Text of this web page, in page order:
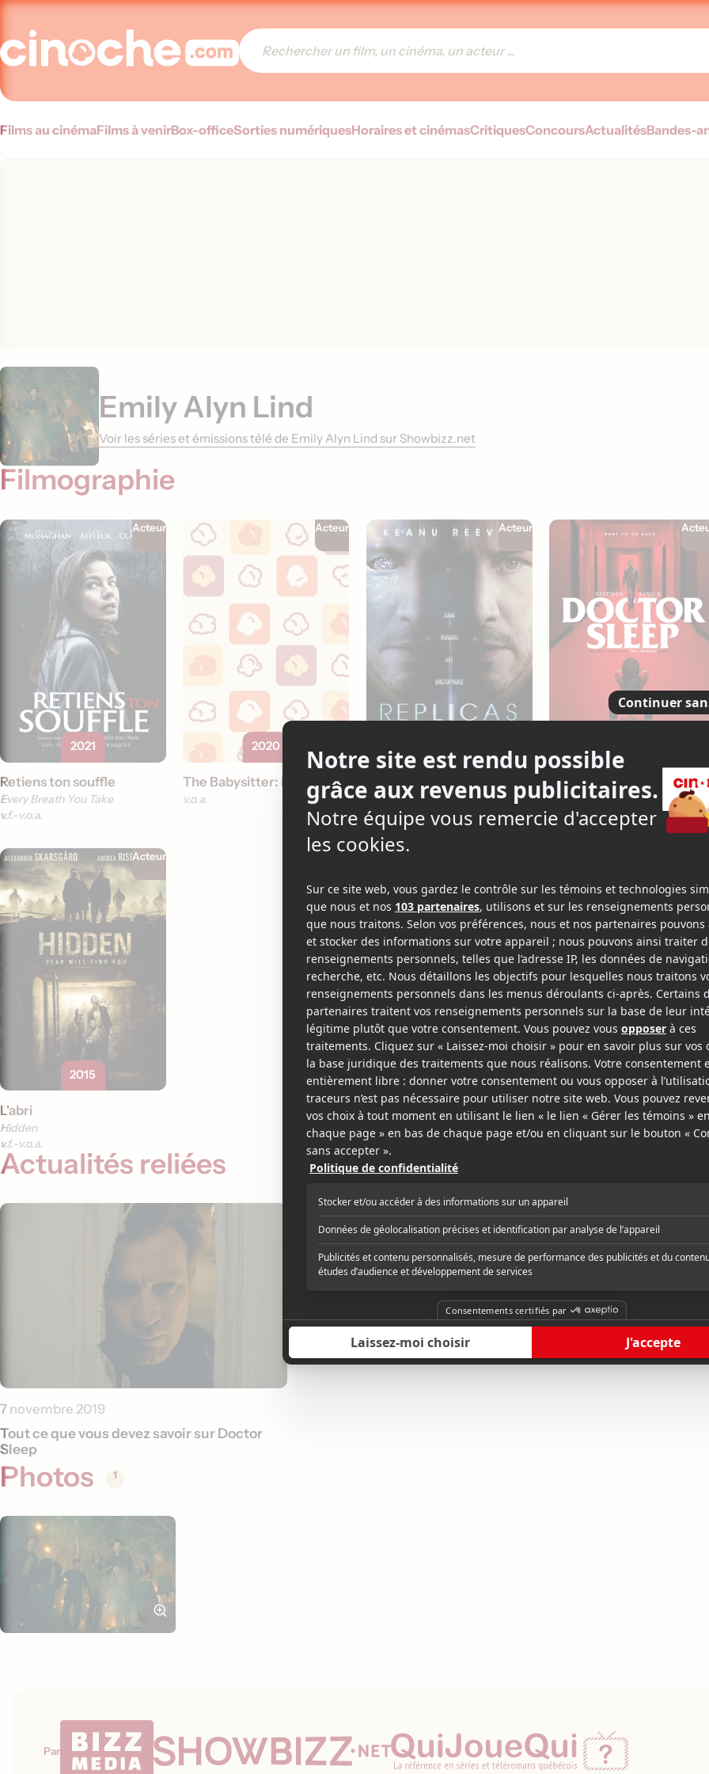
Films au cinémaFilms à venirBox-officeSorties numériquesHoraires et cinémasCritiquesConcoursActualitésBandes-
Emily Alyn Lind
Voir les séries et émissions télé de Emily Alyn Lind sur Showbizz.net
Filmographie
Acteur
2021
Retiens ton souffle
Every Breath You Take
v.f. v.o.a.
Acteur
2020
The Babysitter: Killer Queen
v.o.a.
Acteur
Replicas
v.o.a.
Docteur Sleep
Doctor Sleep
v.f.
v.o.a.
Acteur
2015
L'abri
Hidden
v.f. v.o.a.
Actualités reliées
7 novembre 2019
Tout ce que vous devez savoir sur Doctor
Sleep
Photos 1
Par